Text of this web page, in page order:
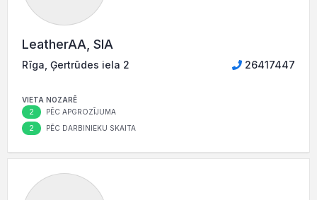
LeatherAA, SIA
Rīga, Ģertrūdes iela 2 26417447
VIETA NOZARĒ
2 PĒC APGROZĪJUMA
2 PĒC DARBINIEKU SKAITA